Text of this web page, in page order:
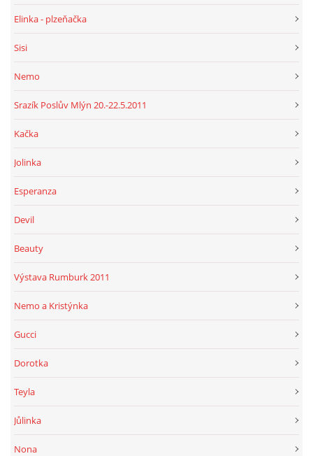
Elinka - plzeňačka
Sisi
Nemo
Srazík Poslův Mlýn 20.-22.5.2011
Kačka
Jolinka
Esperanza
Devil
Beauty
Výstava Rumburk 2011
Nemo a Kristýnka
Gucci
Dorotka
Teyla
Jůlinka
Nona